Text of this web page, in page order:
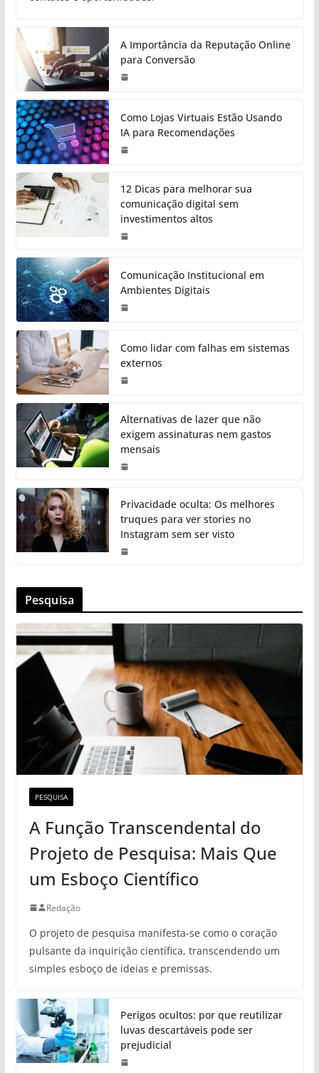
A Importância da Reputação Online
para Conversão
Como Lojas Virtuais Estão Usando
IA para Recomendações
12 Dicas para melhorar sua
comunicação digital sem
investimentos altos
Comunicação Institucional em
Ambientes Digitais
Como lidar com falhas em sistemas
externos
Alternativas de lazer que não
exigem assinaturas nem gastos
mensais
Privacidade oculta: Os melhores
truques para ver stories no
Instagram sem ser visto
Pesquisa
PESQUISA
A Função Transcendental do
Projeto de Pesquisa: Mais Que
um Esboço Científico
Redação
O projeto de pesquisa manifesta-se como o coração
pulsante da inquirição científica, transcendendo um
simples esboço de ideias e premissas.
Perigos ocultos: por que reutilizar
luvas descartáveis pode ser
prejudicial